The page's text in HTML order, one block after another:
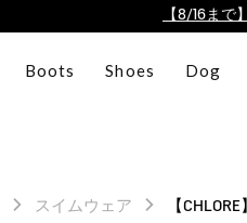
【最大
AIGLE CLUB
AIGLE CLUB
Boots Shoes Dog
スイムウェア 【